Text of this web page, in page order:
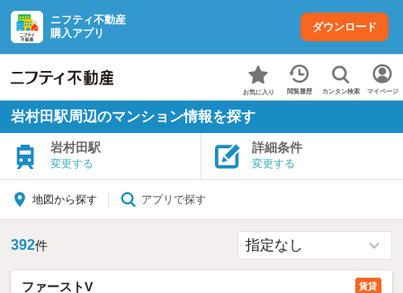
ニフティ不動産
購入アプリ
ダウンロード
お気に入り 閲覧履歴 カンタン検索 マイページ
岩村田駅周辺のマンション情報を探す
岩村田駅
変更する
詳細条件
変更する
地図から探す アプリで探す
392件
ファーストV 賃貸